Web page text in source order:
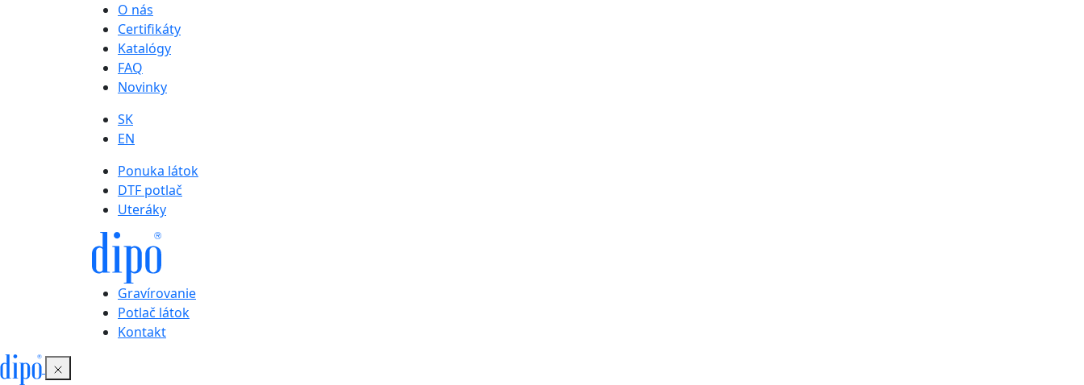
O nás
Certifikáty
Katalógy
FAQ
Novinky
SK
EN
Ponuka látok
DTF potlač
Uteráky
Gravírovanie
Potlač látok
Kontakt